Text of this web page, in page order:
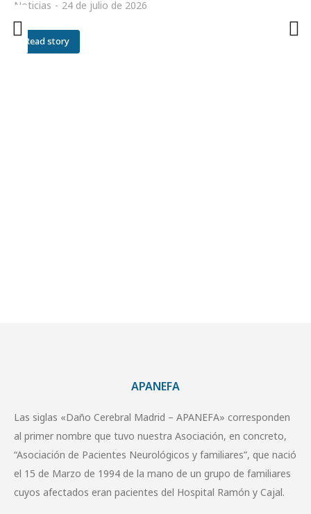
Noticias 24 de julio de 2026
Read story
APANEFA
Las siglas «Daño Cerebral Madrid – APANEFA» corresponden
al primer nombre que tuvo nuestra Asociación, en concreto,
“Asociación de Pacientes Neurológicos y familiares”, que nació
el 15 de Marzo de 1994 de la mano de un grupo de familiares
cuyos afectados eran pacientes del Hospital Ramón y Cajal.